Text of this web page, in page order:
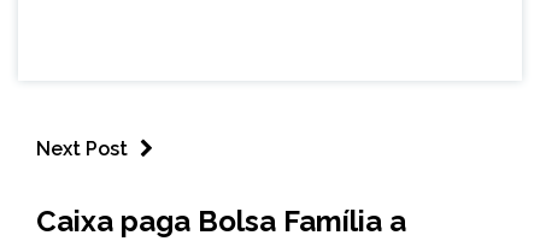
Next Post
NOTÍCIAS
Caixa paga Bolsa Família a